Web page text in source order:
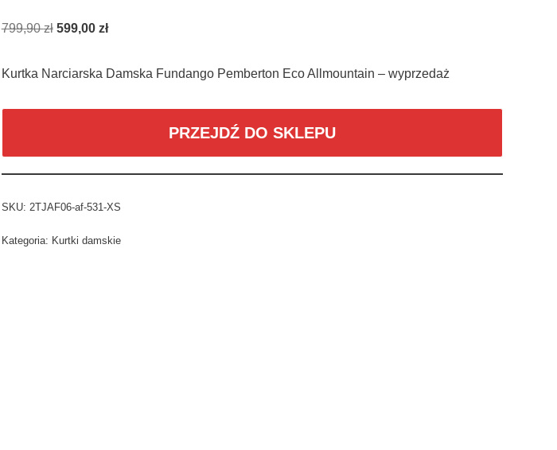
799,90zł 599,00 zł
Kurtka Narciarska Damska Fundango Pemberton Eco Allmountain – wyprzedaż
PRZEJDŹ DO SKLEPU
SKU: 2TJAF06-af-531-XS
Kategoria: Kurtki damskie